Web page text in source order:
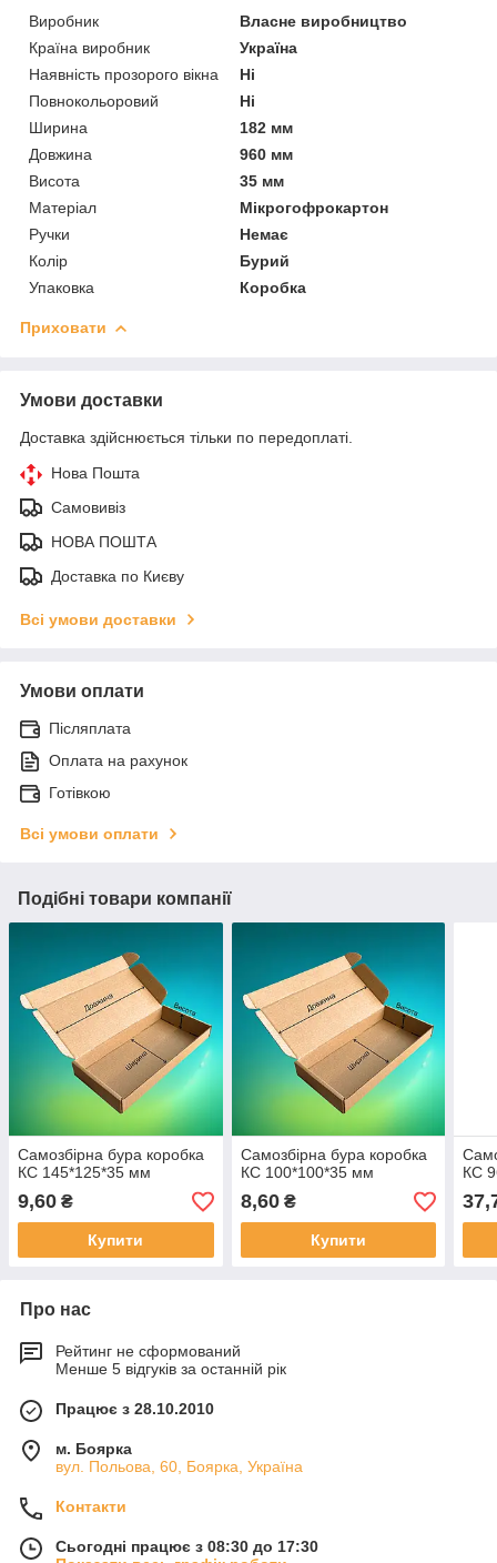
Виробник
Власне виробництво
Країна виробник
Україна
Наявність прозорого вікна
Ні
Повнокольоровий
Ні
Ширина
182 мм
Довжина
960 мм
Висота
35 мм
Матеріал
Мікрогофрокартон
Ручки
Немає
Колір
Бурий
Упаковка
Коробка
Приховати
Умови доставки
Доставка здійснюється тільки по передоплаті.
Нова Пошта
Самовивіз
НОВА ПОШТА
Доставка по Києву
Всі умови доставки
Умови оплати
Післяплата
Оплата на рахунок
Готівкою
Всі умови оплати
Подібні товари компанії
Самозбірна бура коробка
КС 145*125*35 мм
9,60 ₴
Купити
Самозбірна бура коробка
КС 100*100*35 мм
8,60₴
Купити
КС
Про нас
Рейтинг не сформований
Менше 5 відгуків за останній рік
Працює з 28.10.2010
м. Боярка
вул. Польова, 60, Боярка, Україна
Контакти
Сьогодні працює з 08:30 до 17:30